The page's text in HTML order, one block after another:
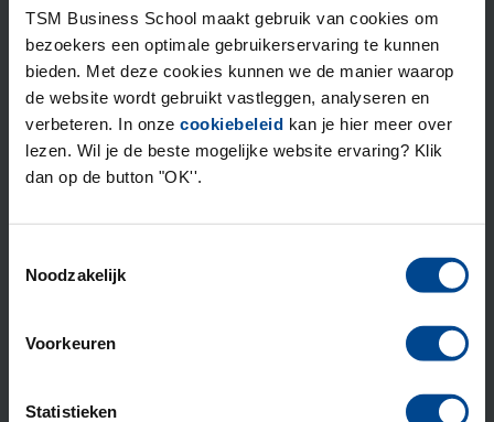
TSM Business School maakt gebruik van cookies om
bezoekers een optimale gebruikerservaring te kunnen
bieden. Met deze cookies kunnen we de manier waarop
de website wordt gebruikt vastleggen, analyseren en
verbeteren. In onze cookiebeleid kan je hier meer over
lezen. Wil je de beste mogelijke website ervaring? Klik
dan op de button "OK''.
Noodzakelijk
Voorkeuren
Statistieken
belangrijk is.
Het herrijken van je amplitieve kompas.
Deze masterclass geeft je inzichten in het creëren van
een mindset waarbij je met het welzijn van mensen
Over Ingomar Kuiter
Bedrijfskunde af. Destijds was hij Operations Director
Sinds 2023 is hij eigenaar van AEDIQ. AEDIQ ontwikkelt